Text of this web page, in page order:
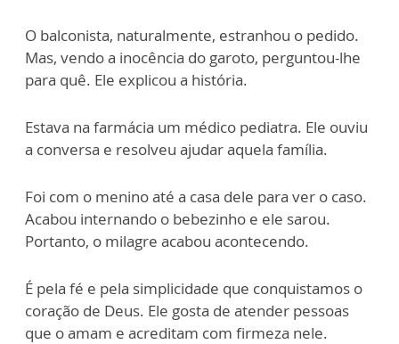
O balconista, naturalmente, estranhou o pedido.
Mas, vendo a inocência do garoto, perguntou-lhe
para quê. Ele explicou a história.
Estava na farmácia um médico pediatra. Ele ouviu
a conversa e resolveu ajudar aquela família.
Foi com o menino até a casa dele para ver o caso.
Acabou internando o bebezinho e ele sarou.
Portanto, o milagre acabou acontecendo.
É pela fé e pela simplicidade que conquistamos o
coração de Deus. Ele gosta de atender pessoas
que o amam e acreditam com firmeza nele.